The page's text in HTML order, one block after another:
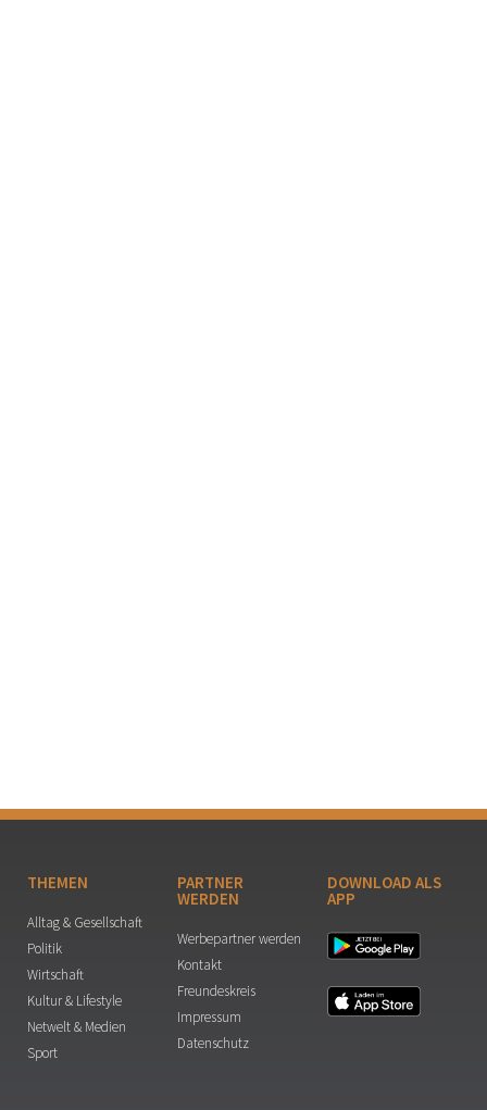
THEMEN
Alltag & Gesellschaft
Politik
Wirtschaft
Kultur & Lifestyle
Netwelt & Medien
Sport
PARTNER
WERDEN
Werbepartner werden
Kontakt
Freundeskreis
Impressum
Datenschutz
DOWNLOAD ALS
APP